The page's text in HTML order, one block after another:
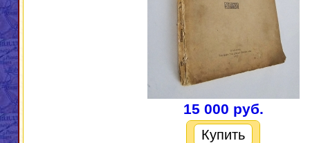
15 000 руб.
Купить